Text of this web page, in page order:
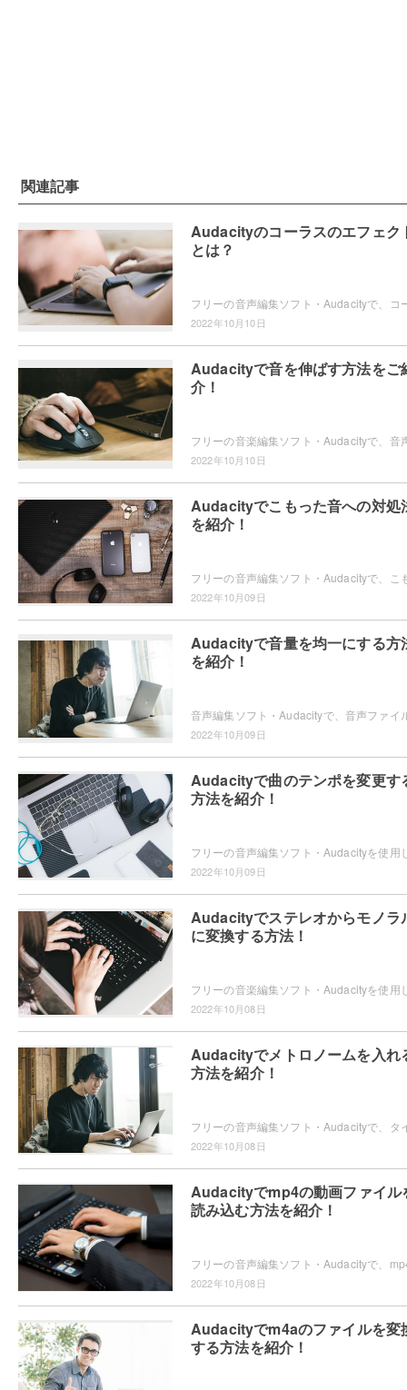
関連記事
Audacityのコーラスのエフェク
とは？
2022年10月10日
Audacityで音を伸ばす方法をご
介！
2022年10月10日
Audacityでこもった音への対処
を紹介！
2022年10月09日
Audacityで音量を均一にする方
を紹介！
2022年10月09日
Audacityで曲のテンポを変更す
方法を紹介！
2022年10月09日
Audacityでステレオからモノラ
に変換する方法！
2022年10月08日
Audacityでメトロノームを入れ
方法を紹介！
2022年10月08日
Audacityでmp4の動画ファイル
読み込む方法を紹介！
2022年10月08日
Audacityでm4aのファイルを変
する方法を紹介！